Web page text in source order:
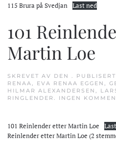
SVEDJAN
115 Brura på Svedjan Last ned
101
Martin Loe
SKREVET AV DEN .
RENAA, EVA RENAA EGGEN ,
HILMAR ALEXANDERSEN ,
RINGLENDER . INGEN
101 Reinlender etter Martin Loe
Reinlender etter Martin Loe (2